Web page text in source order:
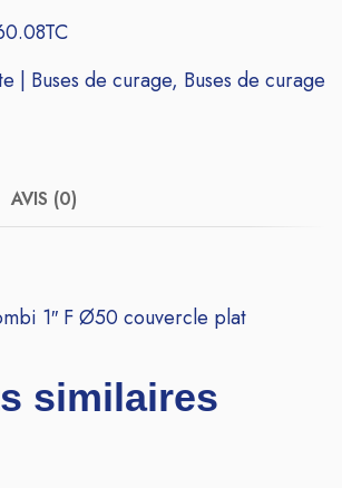
| Buses de curage, Buses de curage
AVIS (0)
1″ F Ø50 couvercle plat
similaires